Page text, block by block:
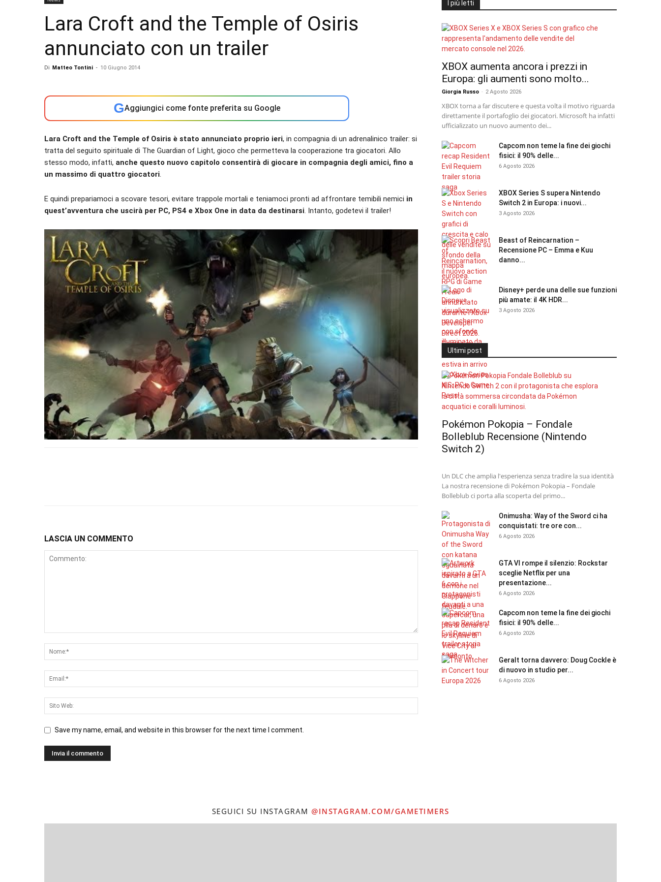
Lara Croft and the Temple of Osiris
annunciato con un trailer
Di Matteo Tontini - 10 Giugno 2014
GAggiungici come fonte preferita su Google
Lara Croft and the Temple of Osiris è stato annunciato proprio ieri, in compagnia di un adrenalinico trailer: si
tratta del seguito spirituale di The Guardian of Light, gioco che permetteva la cooperazione tra giocatori. Allo
stesso modo, infatti, anche questo nuovo capitolo consentirà di giocare in compagnia degli amici, fino a
un massimo di quattro giocatori.
E quindi prepariamoci a scovare tesori, evitare trappole mortali e teniamoci pronti ad affrontare temibili nemici in
quest’avventura che uscirà per PC, PS4 e Xbox One in data da destinarsi. Intanto, godetevi il trailer!
LASCIA UN COMMENTO
Save my name, email, and website in this browser for the next time I comment.
I più letti
XBOX aumenta ancora i prezzi in
Europa: gli aumenti sono molto...
Giorgia Russo - 2 Agosto 2026
XBOX torna a far discutere e questa volta il motivo riguarda
direttamente il portafoglio dei giocatori. Microsoft ha infatti
ufficializzato un nuovo aumento dei...
Capcom non teme la fine dei giochi
fisici: il 90% delle...
6 Agosto 2026
XBOX Series S supera Nintendo
Switch 2 in Europa: i nuovi...
3 Agosto 2026
Beast of Reincarnation –
Recensione PC – Emma e Kuu
danno...
Disney+ perde una delle sue funzioni
più amate: il 4K HDR...
3 Agosto 2026
Ultimi post
Pokémon Pokopia – Fondale
Bolleblub Recensione (Nintendo
Switch 2)
Un DLC che amplia l'esperienza senza tradire la sua identità
La nostra recensione di Pokémon Pokopia – Fondale
Bolleblub ci porta alla scoperta del primo...
Onimusha: Way of the Sword ci ha
conquistati: tre ore con...
6 Agosto 2026
GTA VI rompe il silenzio: Rockstar
sceglie Netflix per una
presentazione...
6 Agosto 2026
Capcom non teme la fine dei giochi
fisici: il 90% delle...
6 Agosto 2026
Geralt torna davvero: Doug Cockle è
di nuovo in studio per...
6 Agosto 2026
SEGUICI SU INSTAGRAM @INSTAGRAM.COM/GAMETIMERS